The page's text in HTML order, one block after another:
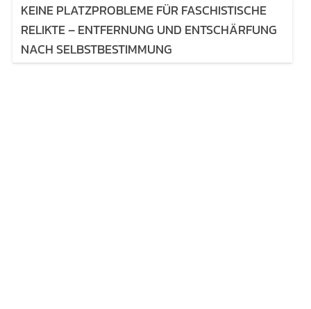
KEINE PLATZPROBLEME FÜR FASCHISTISCHE
RELIKTE – ENTFERNUNG UND ENTSCHÄRFUNG
NACH SELBSTBESTIMMUNG